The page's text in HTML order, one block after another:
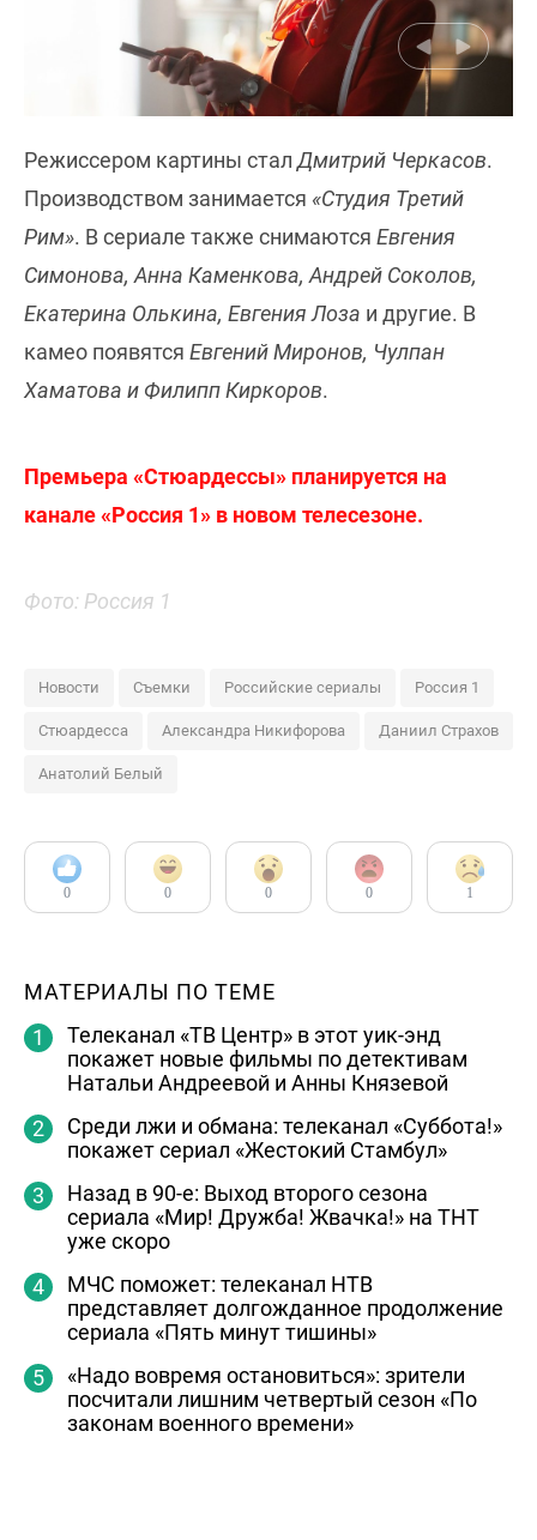
Режиссером картины стал Дмитрий Черкасов.
Производством занимается «Студия Третий
Рим». В сериале также снимаются Евгения
Симонова, Анна Каменкова, Андрей Соколов,
Екатерина Олькина, Евгения Лоза и другие. В
камео появятся Евгений Миронов, Чулпан
Хаматова и Филипп Киркоров.
Премьера «Стюардессы» планируется на
канале «Россия 1» в новом телесезоне.
Фото: Россия 1
Новости Съемки Российские сериалы Россия 1
Стюардесса Александра Никифорова Даниил Страхов
Анатолий Белый
0 0 0 0 1
МАТЕРИАЛЫ ПО ТЕМЕ
Телеканал «ТВ Центр» в этот уик-энд
покажет новые фильмы по детективам
Натальи Андреевой и Анны Князевой
Среди лжи и обмана: телеканал «Суббота!»
покажет сериал «Жестокий Стамбул»
Назад в 90-е: Выход второго сезона
сериала «Мир! Дружба! Жвачка!» на ТНТ
уже скоро
МЧС поможет: телеканал НТВ
представляет долгожданное продолжение
сериала «Пять минут тишины»
«Надо вовремя остановиться»: зрители
посчитали лишним четвертый сезон «По
законам военного времени»